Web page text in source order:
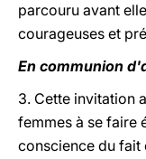
parcouru avant
courageuses et
En communion
3. Cette invitation
femmes à se faire
conscience du fait